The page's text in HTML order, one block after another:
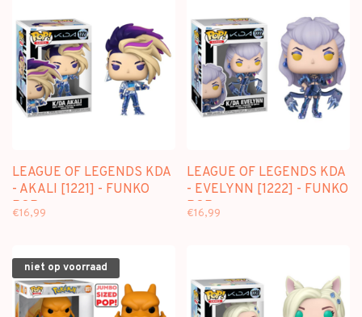
LEAGUE OF LEGENDS KDA
- AKALI [1221] - FUNKO
POP
€16,99
LEAGUE OF LEGENDS KDA
- EVELYNN [1222] - FUNKO
POP
€16,99
niet op voorraad